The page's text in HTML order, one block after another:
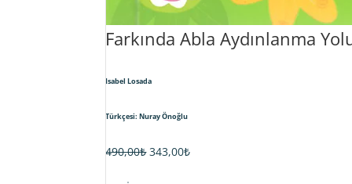
Farkında Abla Aydınlanma
Isabel Losada
Türkçesi: Nuray Önoğlu
490,00₺ Orijinal
343,00₺Şu